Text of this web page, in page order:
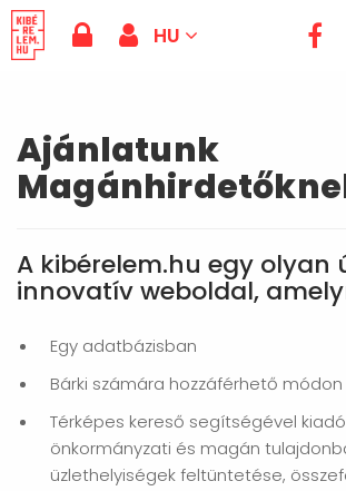
HU
Ajánlatunk
A kibérelem.hu egy olyan
innovatív weboldal,
Egy adatbázisban
Bárki számára hozzáférhető módon
Térképes kereső segítségével
önkormányzati és magán
üzlethelyiségek feltüntetése,